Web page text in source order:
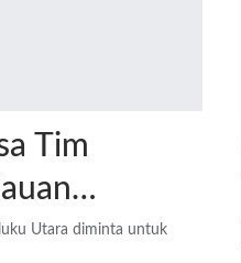
Tim
Utara diminta untuk